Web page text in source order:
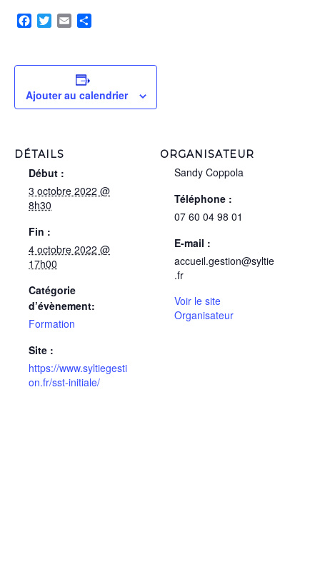
Facebook
TwitterEmail
Ajouter au calendrier
DÉTAILS
Début :
3 octobre 2022 @
8h30
Fin :
4 octobre 2022 @
17h00
Catégorie
d’évènement:
Formation
Site :
https://www.syltiegesti
on.fr/sst-initiale/
ORGANISATEUR
Sandy Coppola
Téléphone :
07 60 04 98 01
E-mail :
accueil.gestion@syltie
.fr
Voir le site
Organisateur